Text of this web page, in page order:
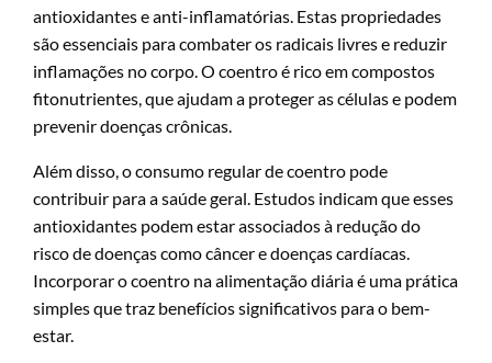
antioxidantes e anti-inflamatórias. Estas propriedades
são essenciais para combater os radicais livres e reduzir
inflamações no corpo. O coentro é rico em compostos
fitonutrientes, que ajudam a proteger as células e podem
prevenir doenças crônicas.
Além disso, o consumo regular de coentro pode
contribuir para a saúde geral. Estudos indicam que esses
antioxidantes podem estar associados à redução do
risco de doenças como câncer e doenças cardíacas.
Incorporar o coentro na alimentação diária é uma prática
simples que traz benefícios significativos para o bem-
estar.